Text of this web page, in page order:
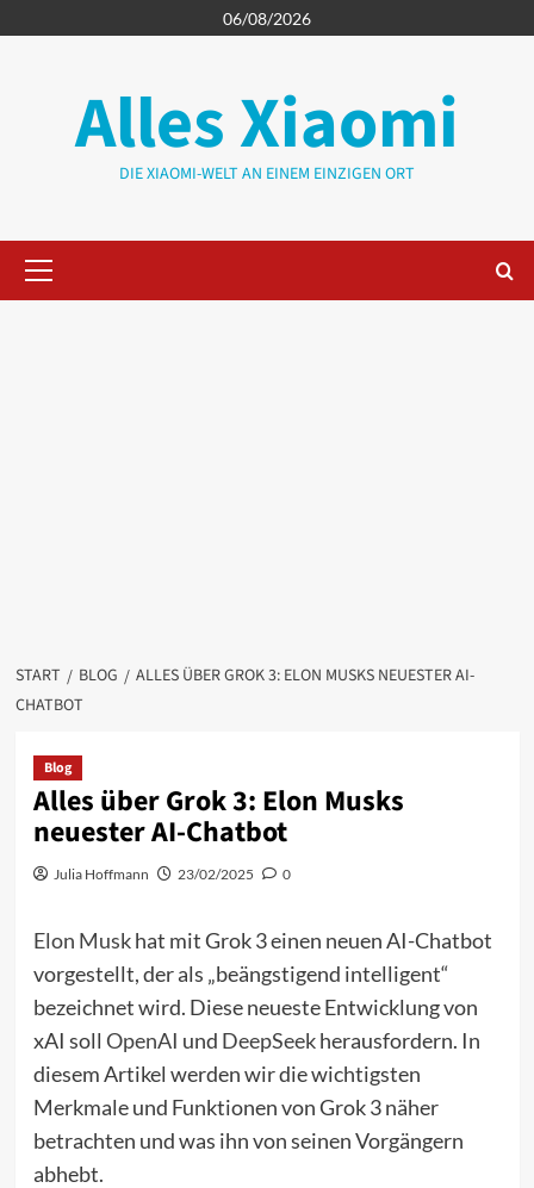
Inhalt
06/08/2026
Alles Xiaomi
DIE XIAOMI-WELT AN EINEM EINZIGEN ORT
Menü
START BLOG
ALLES ÜBER GROK 3: ELON MUSKS NEUESTER AI-
CHATBOT
Blog
Alles über Grok 3: Elon Musks
neuester AI-Chatbot
Julia Hoffmann 23/02/2025 0
Elon Muskhat mit Grok 3 einen neuen AI-Chatbot
vorgestellt, der als „beängstigend intelligent“
bezeichnet wird. Diese neueste Entwicklung von
xAI soll OpenAI und DeepSeekherausfordern. In
diesem Artikel werden wir die wichtigsten
Merkmale und Funktionen von Grok 3 näher
betrachten und was ihn von seinen Vorgängern
abhebt.